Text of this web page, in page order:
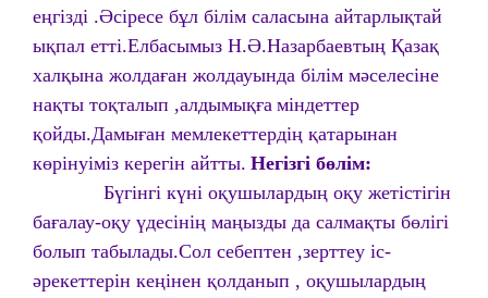
еңгізді .Әсіресе бұл білім саласына айтарлықтай
ықпал етті.Елбасымыз Н.Ә.Назарбаевтың Қазақ
халқына жолдаған жолдауында білім мәселесіне
нақты тоқталып ,алдымықға міндеттер
қойды.Дамыған мемлекеттердің қатарынан
көрінуіміз керегін айтты. Негізгі бөлім:
Бүгінгі күні оқушылардың оқу жетістігін
бағалау-оқу үдесінің маңызды да салмақты бөлігі
болып табылады.Сол себептен ,зерттеу іс-
әрекеттерін кеңінен қолданып , оқушылардың